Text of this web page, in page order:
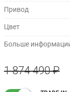
Привод
Цвет
Больше
1 874 490 ₽